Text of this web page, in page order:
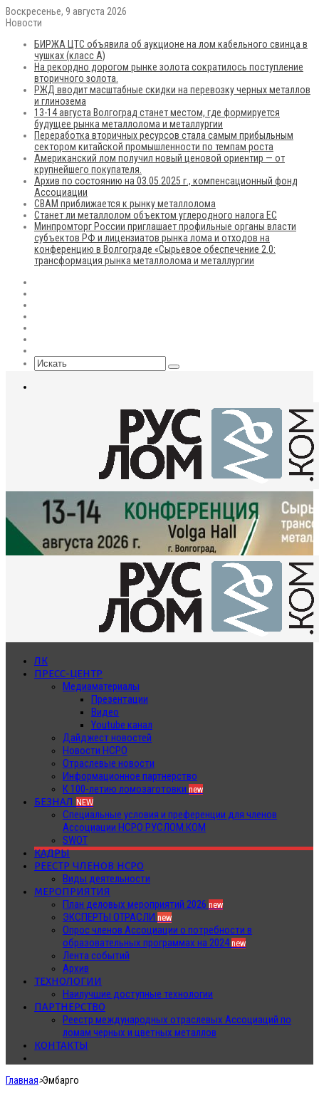
Воскресенье, 9 августа 2026
Новости
БИРЖА ЦТС объявила об аукционе на лом кабельного свинца в
чушках (класс А)
На рекордно дорогом рынке золота сократилось поступление
вторичного золота.
РЖД вводит масштабные скидки на перевозку черных металлов
и глинозема
13-14 августа Волгоград станет местом, где формируется
будущее рынка металлолома и металлургии
Переработка вторичных ресурсов стала самым прибыльным
сектором китайской промышленности по темпам роста
Американский лом получил новый ценовой ориентир — от
крупнейшего покупателя.
Архив по состоянию на 03.05.2025 г., компенсационный фонд
Ассоциации
CBAM приближается к рынку металлолома
Станет ли металлолом объектом углеродного налога ЕС
Минпромторг России приглашает профильные органы власти
субъектов РФ и лицензиатов рынка лома и отходов на
конференцию в Волгограде «Сырьевое обеспечение 2.0:
трансформация рынка металлолома и металлургии
Искать
ЛК
ПРЕСС-ЦЕНТР
Медиаматериалы
Презентации
Видео
Youtube канал
Дайджест новостей
Новости НСРО
Отраслевые новости
Информационное партнерство
К 100-летию ломозаготовки new
БЕЗНАЛ NEW
Специальные условия и преференции для членов
Ассоциации НСРО РУСЛОМ.КОМ
SWOT
КАДРЫ
РЕЕСТР ЧЛЕНОВ НСРО
Виды деятельности
МЕРОПРИЯТИЯ
План деловых мероприятий 2026 new
ЭКСПЕРТЫ ОТРАСЛИ new
Опрос членов Ассоциации о потребности в
образовательных программах на 2024new
Лента событий
Архив
ТЕХНОЛОГИИ
Наилучшие доступные технологии
ПАРТНЕРСТВО
Реестр международных отраслевых Ассоциаций по
ломам черных и цветных металлов
КОНТАКТЫ
Главная>Эмбарго